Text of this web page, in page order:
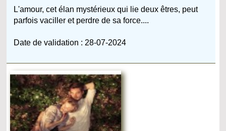
L'amour, cet élan mystérieux qui lie deux êtres, peut
parfois vaciller et perdre de sa force....
Date de validation : 28-07-2024